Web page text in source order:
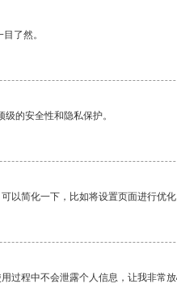
了然。
的安全性和隐私保护。
以简化一下，比如将设置页面进行优
过程中不会泄露个人信息，让我非常